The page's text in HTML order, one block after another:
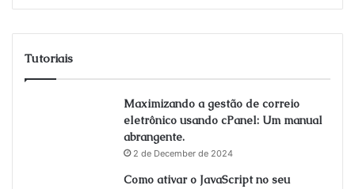
Tutoriais
Maximizando a gestão de correio
eletrônico usando cPanel: Um manual
abrangente.
2 de December de 2024
Como ativar o JavaScript no seu